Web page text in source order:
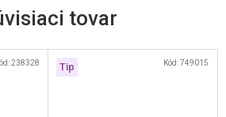
tovar
238328 Tip Kód: 749015